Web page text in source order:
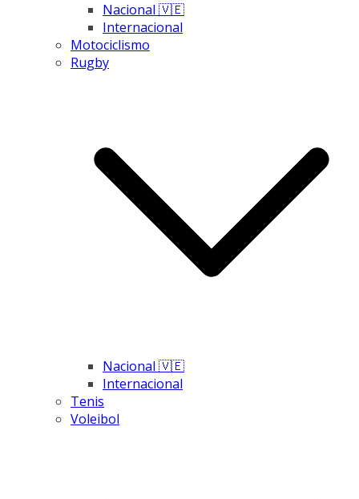
Nacional 🇻🇪
Internacional
Motociclismo
Rugby
Nacional 🇻🇪
Internacional
Tenis
Voleibol